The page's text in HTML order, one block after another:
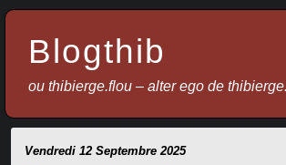
Blogthib
ou thibierge.flou – alter ego de
Vendredi 12 Septembre 2025